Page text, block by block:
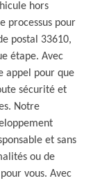
hors
processus pour
postal 33610,
étape. Avec
appel pour que
sécurité et
Notre
et sans
ou de
vous. Avec